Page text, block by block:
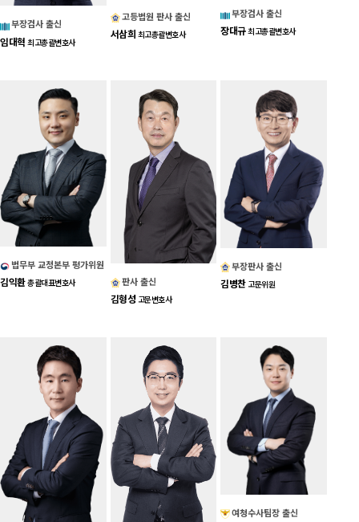
부장검사 출신
임대혁 최고총괄변호사
고등법원 판사 출신
서삼희 최고총괄변호사
부장검사 출신
장대규최고총괄변호사
법무부 교정본부 평가위원
김익환총괄대표변호사 판사 출신
김형성고문변호사
부장판사 출신
김병찬고문위원
여청수사팀장 출신